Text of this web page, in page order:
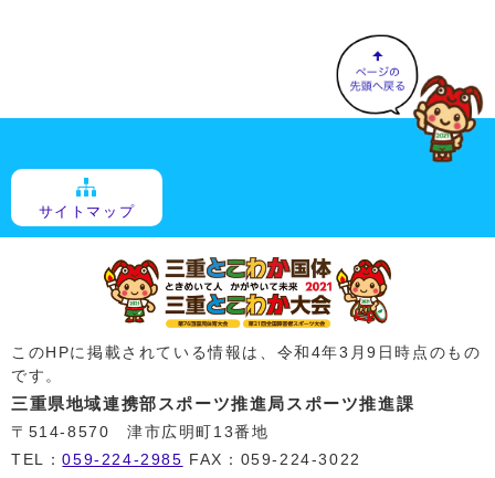
サイトマップ
このHPに掲載されている情報は、令和4年3月9日時点のもの
です。
三重県地域連携部スポーツ推進局スポーツ推進課
〒514-8570 津市広明町13番地
TEL：059-224-2985 FAX：059-224-3022